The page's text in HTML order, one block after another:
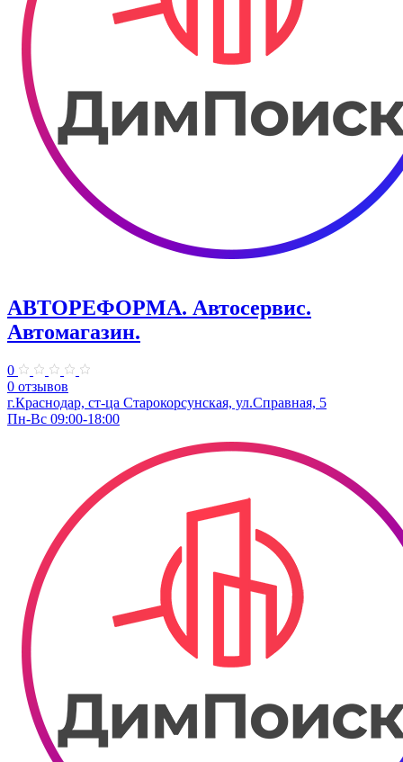
АВТОРЕФОРМА. Автосервис.
Автомагазин.
0
0 отзывов
г.Краснодар, ст-ца Старокорсунская, ул.Справная, 5
Пн-Вс 09:00-18:00